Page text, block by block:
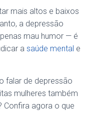
mais altos e baixos
a depressão
mau humor — é
a saúde mental e
falar de depressão
mulheres também
Confira agora o que